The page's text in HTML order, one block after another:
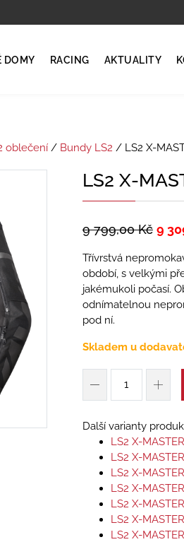
DOMY RACING AKTUALITY
oblečení/ Bundy LS2 / LS2 X-
LS2 X-
9 799,00Kč 9
Třívrstvá
období, s velkými
jakémukoli počasí.
odnímatelnou
pod ní.
Skladem u
Další varianty
LS2 X-
LS2 X-
LS2 X-
LS2 X-
LS2 X-
LS2 X-
LS2 X-